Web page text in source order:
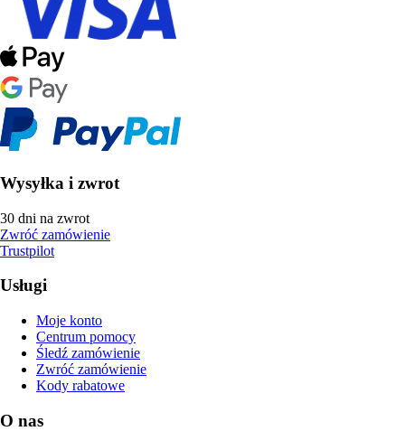
Wysyłka i zwrot
30 dni na zwrot
Zwróć zamówienie
Trustpilot
Usługi
Moje konto
Centrum pomocy
Śledź zamówienie
Zwróć zamówienie
Kody rabatowe
O nas